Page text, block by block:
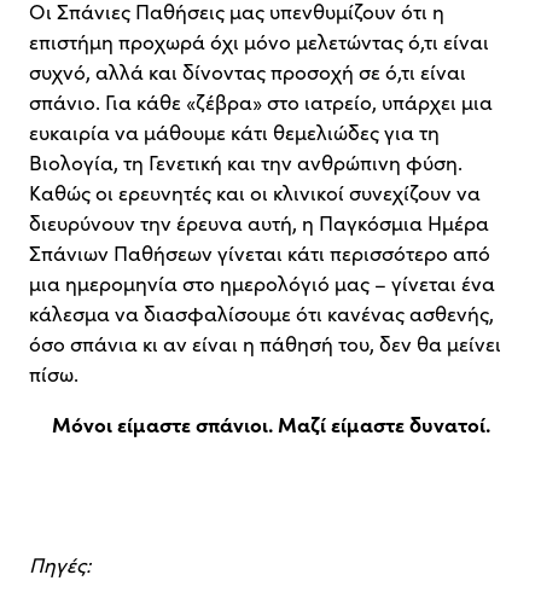
Οι Σπάνιες Παθήσεις μας υπενθυμίζουν ότι η
επιστήμη προχωρά όχι μόνο μελετώντας ό,τι είναι
συχνό, αλλά και δίνοντας προσοχή σε ό,τι είναι
σπάνιο. Για κάθε «ζέβρα» στο ιατρείο, υπάρχει μια
ευκαιρία να μάθουμε κάτι θεμελιώδες για τη
Βιολογία, τη Γενετική και την ανθρώπινη φύση.
Καθώς οι ερευνητές και οι κλινικοί συνεχίζουν να
διευρύνουν την έρευνα αυτή, η Παγκόσμια Ημέρα
Σπάνιων Παθήσεων γίνεται κάτι περισσότερο από
μια ημερομηνία στο ημερολόγιό μας – γίνεται ένα
κάλεσμα να διασφαλίσουμε ότι κανένας ασθενής,
όσο σπάνια κι αν είναι η πάθησή του, δεν θα μείνει
πίσω.
Μόνοι είμαστε σπάνιοι. Μαζί είμαστε δυνατοί.
Πηγές: